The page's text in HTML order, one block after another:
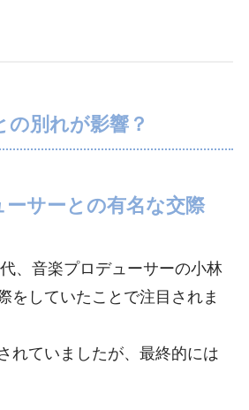
の別れが影響？
サーとの有名な交際
、音楽プロデューサーの小林
をしていたことで注目されま
れていましたが、最終的には